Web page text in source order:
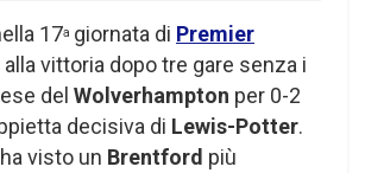
17a giornata di Premier
vittoria dopo tre gare senza i
del Wolverhampton per 0-2
decisiva di Lewis-Potter.
visto un Brentford più